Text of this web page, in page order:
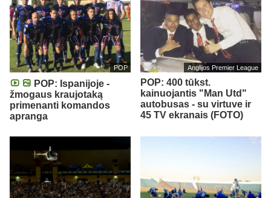
POP
POP: Ispanijoje -
žmogaus kraujotaką
primenanti komandos
apranga
Anglijos Premier League
POP: 400 tūkst.
kainuojantis "Man Utd"
autobusas - su virtuve ir
45 TV ekranais (FOTO)